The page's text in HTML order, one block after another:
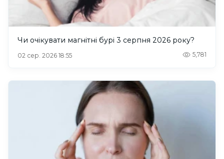
Чи очікувати магнітні бурі 3 серпня 2026 року?
02 сер. 2026 18:55 5,781